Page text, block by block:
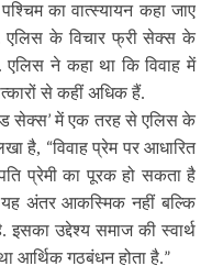
का वात्स्यायन कहा जाए
एलिस के विचार फ्री सेक्स के
ने कहा था कि विवाह में
से कहीं अधिक हैं.
सेक्स’में एक तरह से एलिस के
है, “विवाह प्रेम पर आधारित
प्रेमी का पूरक हो सकता है
यह अंतर आकस्मिक नहीं बल्कि
इसका उद्देश्य समाज की स्वार्थ
आर्थिक गठबंधन होता है.”